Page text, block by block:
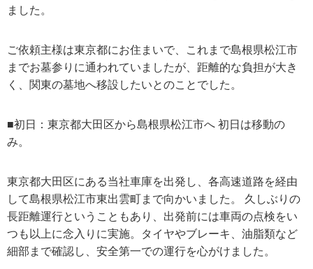
ました。
ご依頼主様は東京都にお住まいで、これまで島根県松江市
までお墓参りに通われていましたが、距離的な負担が大き
く、関東の墓地へ移設したいとのことでした。
■初日：東京都大田区から島根県松江市へ 初日は移動の
み。
東京都大田区にある当社車庫を出発し、各高速道路を経由
して島根県松江市東出雲町まで向かいました。 久しぶりの
長距離運行ということもあり、出発前には車両の点検をい
つも以上に念入りに実施。タイヤやブレーキ、油脂類など
細部まで確認し、安全第一での運行を心がけました。